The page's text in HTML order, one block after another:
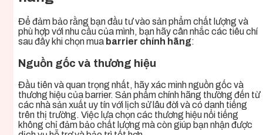
Để đảm bảo rằng bạn đầu tư vào sản phẩm chất lượng và
phù hợp với nhu cầu của mình, bạn hãy cân nhắc các tiêu chí
sau đây khi chọn mua barrier chính hãng:
Nguồn gốc và thương hiệu
Đầu tiên và quan trọng nhất, hãy xác minh nguồn gốc và
thương hiệu của barrier. Sản phẩm chính hãng thường đến từ
các nhà sản xuất uy tín với lịch sử lâu đời và có danh tiếng
trên thị trường. Việc lựa chọn các thương hiệu nổi tiếng
không chỉ đảm bảo chất lượng mà còn giúp bạn nhận được